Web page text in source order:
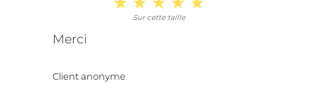
Sur cette taille
Merci
Client anonyme